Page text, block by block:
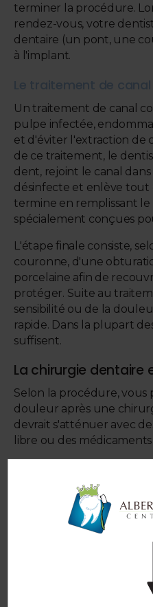
terminer la procédure.
rendez-vous, votre
dentaire (un pont, une
à l'implant.
Le traitement de canal
Un traitement de canal
pulpe infectée,
et d'éviter l'extraction de
de ce traitement, le
dent, rejoint le canal
désinfecte et enlève tout
termine en remplissant le
spécialement conçues
L'étape finale consiste,
couronne, d'une
porcelaine afin de
protéger. Suite au
sensibilité ou de la
rapide. Dans la plupart
suffisent.
La chirurgie
Selon la procédure, vous
douleur après une
devrait s'atténuer avec
libre ou des
La durée de la
quelques jours. Pour
douceur, gardez ces